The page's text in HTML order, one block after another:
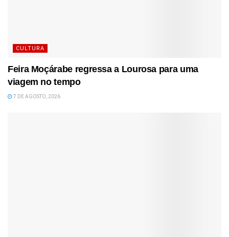
CULTURA
Feira Moçárabe regressa a Lourosa para uma
viagem no tempo
7 DE AGOSTO, 2026